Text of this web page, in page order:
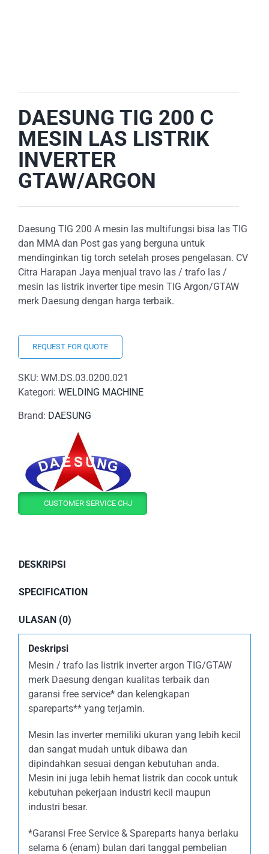
FOR:
DAESUNG TIG 200 C
MESIN LAS LISTRIK
INVERTER
GTAW/ARGON
Daesung TIG 200 A mesin las multifungsi bisa las TIG
dan MMA dan Post gas yang berguna untuk
mendinginkan tig torch setelah proses pengelasan. CV
Citra Harapan Jaya menjual travo las / trafo las /
mesin las listrik inverter tipe mesin TIG Argon/GTAW
merk Daesung dengan harga terbaik.
REQUEST FOR QUOTE
SKU: WM.DS.03.0200.021
Kategori: WELDING MACHINE
Brand: DAESUNG
CUSTOMER SERVICE CHJ
DESKRIPSI
SPECIFICATION
ULASAN (0)
Deskripsi
Mesin / trafo las listrik inverter argon TIG/GTAW
merk Daesung dengan kualitas terbaik dan
garansi free service* dan kelengkapan
spareparts** yang terjamin.
Mesin las inverter memiliki ukuran yang lebih kecil
dan sangat mudah untuk dibawa dan
dipindahkan sesuai dengan kebutuhan anda.
Mesin ini juga lebih hemat listrik dan cocok untuk
kebutuhan pekerjaan industri kecil maupun
industri besar.
*Garansi Free Service & Spareparts hanya berlaku
selama 6 (enam) bulan dari tanggal pembelian